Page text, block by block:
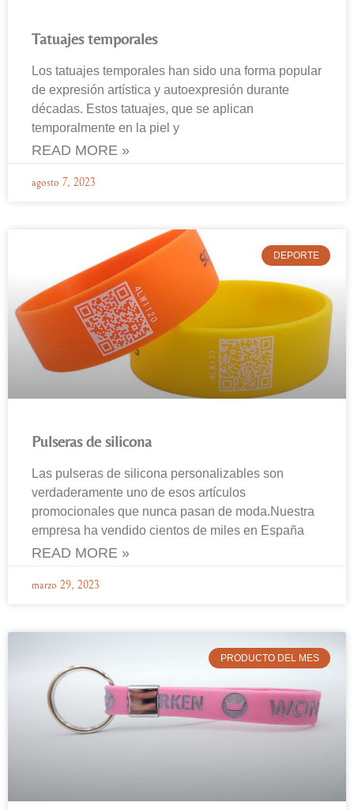
Tatuajes temporales
Los tatuajes temporales han sido una forma popular
de expresión artística y autoexpresión durante
décadas. Estos tatuajes, que se aplican
temporalmente en la piel y
READ MORE »
agosto 7, 2023
DEPORTE
Pulseras de silicona
Las pulseras de silicona personalizables son
verdaderamente uno de esos artículos
promocionales que nunca pasan de moda.Nuestra
empresa ha vendido cientos de miles en España
READ MORE »
marzo 29, 2023
PRODUCTO DEL MES